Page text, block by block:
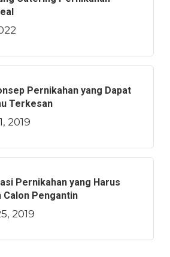
Pernikahan yang Dapat
Terkesan
2019
Pernikahan yang Harus
Calon Pengantin
2019